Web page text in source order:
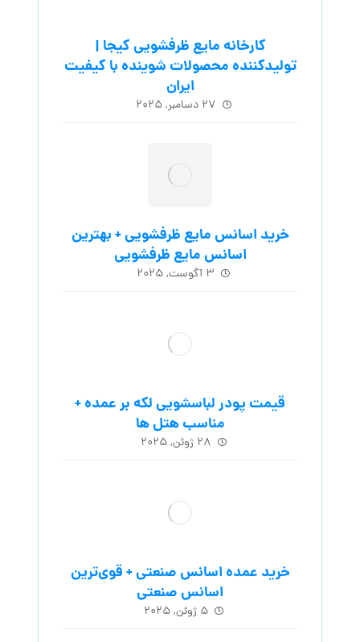
کارخانه مایع ظرفشویی کیجا |
تولیدکننده محصولات شوینده با کیفیت
ایران
۲۷ دسامبر, ۲۰۲۵
خرید اسانس مایع ظرفشویی + بهترین
اسانس مایع ظرفشویی
۳ آگوست, ۲۰۲۵
قیمت پودر لباسشویی لکه بر عمده +
مناسب هتل ها
۲۸ ژوئن, ۲۰۲۵
خرید عمده اسانس صنعتی + قوی‌ترین
اسانس‌ صنعتی
۵ ژوئن, ۲۰۲۵